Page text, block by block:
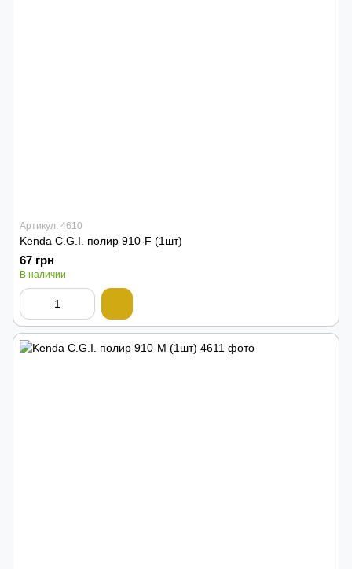
Артикул: 4610
Kenda C.G.I. полир 910-F (1шт)
67 грн
В наличии